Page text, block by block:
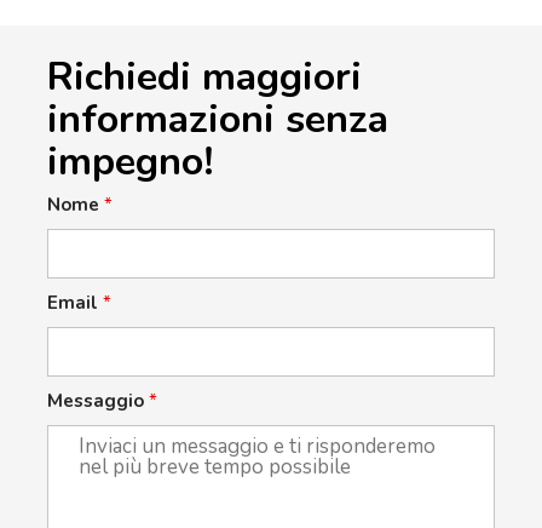
Richiedi maggiori
informazioni senza
impegno!
Nome *
Email *
Messaggio *